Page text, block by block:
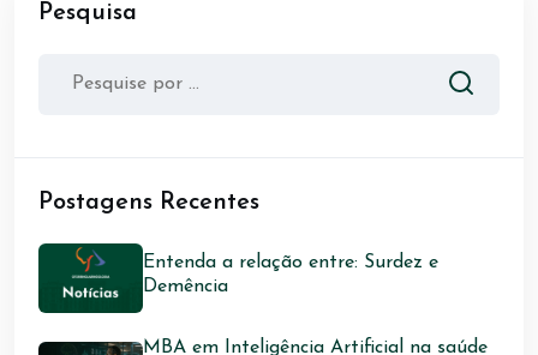
Pesquisa
Postagens Recentes
Entenda a relação entre: Surdez e
Demência
MBA em Inteligência Artificial na saúde